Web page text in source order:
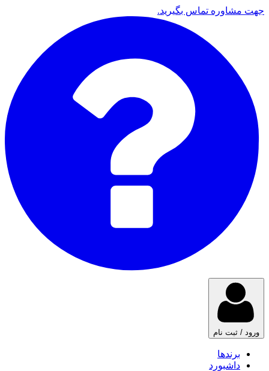
جهت مشاوره تماس بگیرید.
ورود / ثبت نام
برندها
داشبورد